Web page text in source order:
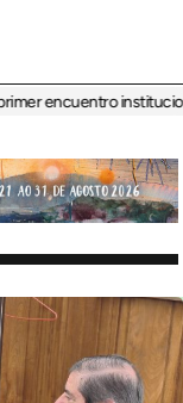
encuentro institucional